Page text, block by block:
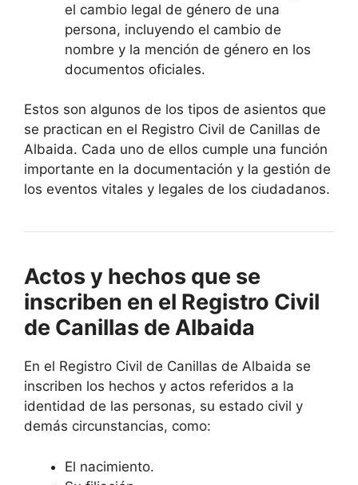
el cambio legal de género de una
persona, incluyendo el cambio de
nombre y la mención de género en los
documentos oficiales.
Estos son algunos de los tipos de asientos que
se practican en el Registro Civil de Canillas de
Albaida. Cada uno de ellos cumple una función
importante en la documentación y la gestión de
los eventos vitales y legales de los ciudadanos.
Actos y hechos que se
inscriben en el Registro Civil
de Canillas de Albaida
En el Registro Civil de Canillas de Albaida se
inscriben los hechos y actos referidos a la
identidad de las personas, su estado civil y
demás circunstancias, como:
El nacimiento.